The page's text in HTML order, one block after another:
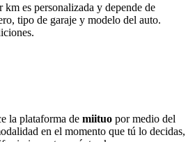
es personalizada y depende de
tipo de garaje y modelo del auto.
la plataforma de miituo por medio del
en el momento que tú lo decidas,